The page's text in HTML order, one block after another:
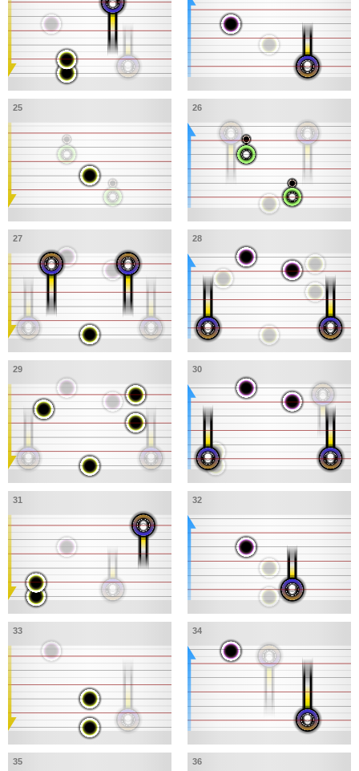
25 26
27 28
29 30
31 32
33 34
35 36